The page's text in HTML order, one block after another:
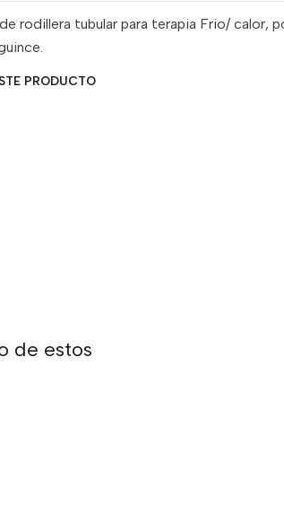
rodillera tubular para terapia Frio/ calor,
PRODUCTO
de estos